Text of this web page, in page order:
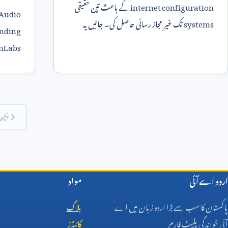
internet configurationکے باعث تین حقیقی
systemsتک غیر مجاز رسائی حاصل کی۔ جانیں یہ
اردو اے آئی
پاکستان کا سب سے بڑا اردو زبان میں اے
آئی خواندگی پلیٹ فارم
مواد
بلاگ
گائیڈز